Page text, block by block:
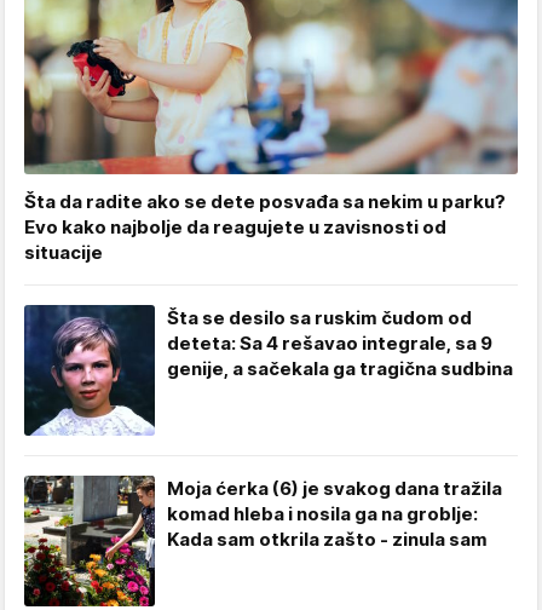
Šta da radite ako se dete posvađa sa nekim u parku?
Evo kako najbolje da reagujete u zavisnosti od
situacije
Šta se desilo sa ruskim čudom od
deteta: Sa 4 rešavao integrale, sa 9
genije, a sačekala ga tragična sudbina
Moja ćerka (6) je svakog dana tražila
komad hleba i nosila ga na groblje:
Kada sam otkrila zašto - zinula sam